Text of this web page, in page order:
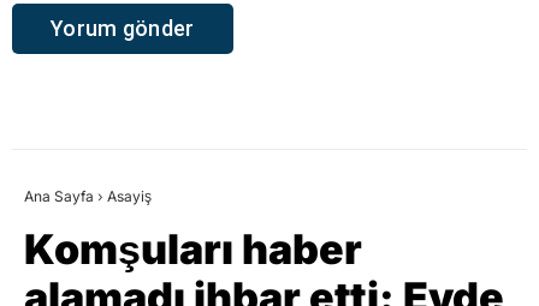
Ana Sayfa › Asayiş
Komşuları haber